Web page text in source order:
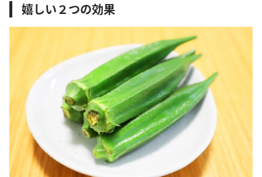
嬉しい２つの効果